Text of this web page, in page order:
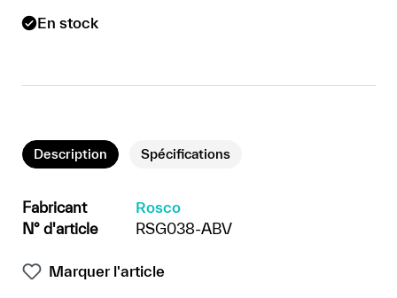
En stock
Description Spécifications
Fabricant
Rosco
N° d'article
RSG038-ABV
Marquer l'article